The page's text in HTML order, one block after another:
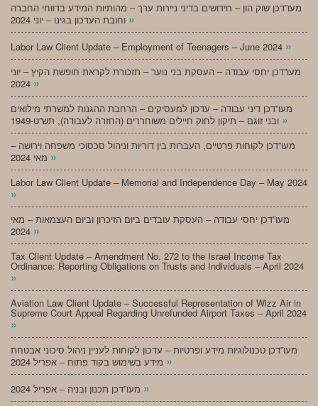
מעו”דכן שוק הון – חידושים בדיני ניירות ערך – מהותיות המידע בדווחי החברה
»
Labor Law Client Update – Employment of Teenagers – June 2024 »
מעו”דכן יחסי עבודה – העסקת בני נוער – תזכורת לקראת חופשת הקיץ – יוני
»
מעו”דכן דיני עבודה – עדכון למעסיקים – הרחבת ההגנות למשרתי מילואים
»
מעו”דכן לקוחות פרטיים, העברות בין דוריות וניהול סכסוכי משפחה וירושה –
»
Labor Law Client Update – Memorial and Independence Day – May 2024
»
מעו”דכן יחסי עבודה – העסקת עובדים ביום הזיכרון וביום העצמאות – מאי
»
Tax Client Update – Amendment No. 272 to the Israel Income Tax
Ordinance: Reporting Obligations on Trusts and Individuals – April 2024
»
Aviation Law Client Update – Successful Representation of Wizz Air in
Supreme Court Appeal Regarding Unrefunded Airport Taxes – April 2024
»
מעו”דכן טכנולוגיות מידע ופרטיות – עדכון לקוחות לעניין ניהול סיכוני אבטחת
»
»